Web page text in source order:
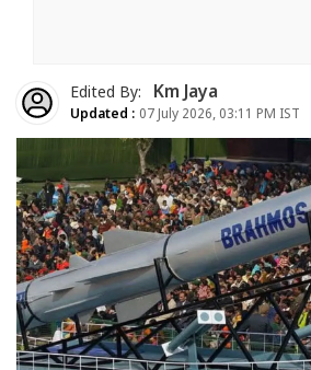
Edited By: Km Jaya
Updated : 07 July 2026, 03:11 PM IST